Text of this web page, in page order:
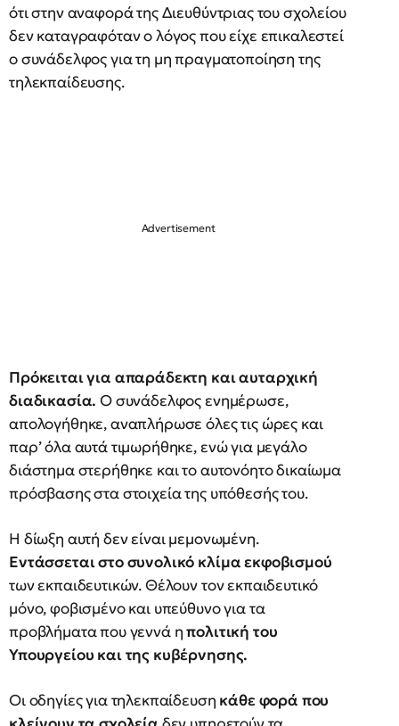
ότι στην αναφορά της Διευθύντριας του σχολείου
δεν καταγραφόταν ο λόγος που είχε επικαλεστεί
ο συνάδελφος για τη μη πραγματοποίηση της
τηλεκπαίδευσης.
Πρόκειται για απαράδεκτη και αυταρχική
διαδικασία. Ο συνάδελφος ενημέρωσε,
απολογήθηκε, αναπλήρωσε όλες τις ώρες και
παρ’ όλα αυτά τιμωρήθηκε, ενώ για μεγάλο
διάστημα στερήθηκε και το αυτονόητο δικαίωμα
πρόσβασης στα στοιχεία της υπόθεσής του.
Η δίωξη αυτή δεν είναι μεμονωμένη.
Εντάσσεται στο συνολικό κλίμα εκφοβισμού
των εκπαιδευτικών. Θέλουν τον εκπαιδευτικό
μόνο, φοβισμένο και υπεύθυνο για τα
προβλήματα που γεννά ηπολιτική του
Υπουργείου και της κυβέρνησης.
Οι οδηγίες για τηλεκπαίδευση κάθε φορά που